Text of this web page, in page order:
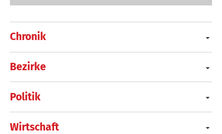
Chronik
Bezirke
Politik
Wirtschaft